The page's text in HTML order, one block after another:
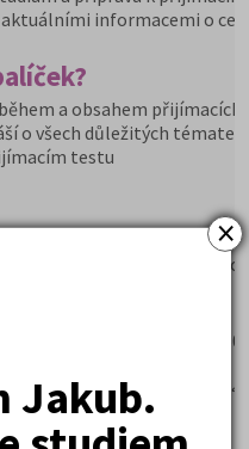
×
Jakub.
informacemi o
a obsahem přijímacích
o všech důležitých
testu
+ učebnice v hodnotě
práva 2. díl + 1000 testových
knih z balíčku, v hodnotě
dostat na Policejní akademii“